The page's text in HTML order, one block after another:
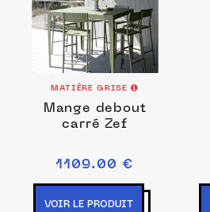
MATIÈRE GRISE
Mange debout
carré Zef
1109.00 €
VOIR LE PRODUIT